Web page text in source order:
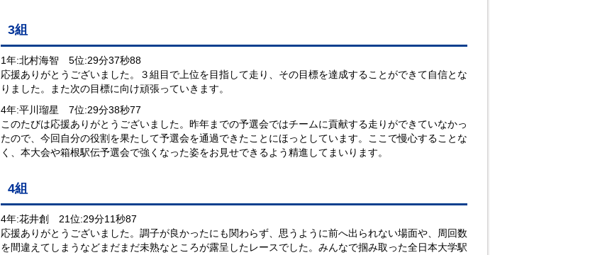
3組
1年:北村海智 5位:29分37秒88
応援ありがとうございました。３組目で上位を目指して走り、その目標を達成することができて自信とな
りました。また次の目標に向け頑張っていきます。
4年:平川瑠星 7位:29分38秒77
このたびは応援ありがとうございました。昨年までの予選会ではチームに貢献する走りができていなかっ
たので、今回自分の役割を果たして予選会を通過できたことにほっとしています。ここで慢心することな
く、本大会や箱根駅伝予選会で強くなった姿をお見せできるよう精進してまいります。
4組
4年:花井創 21位:29分11秒87
応援ありがとうございました。調子が良かったにも関わらず、思うように前へ出られない場面や、周回数
を間違えてしまうなどまだまだ未熟なところが露呈したレースでした。みんなで掴み取った全日本大学駅